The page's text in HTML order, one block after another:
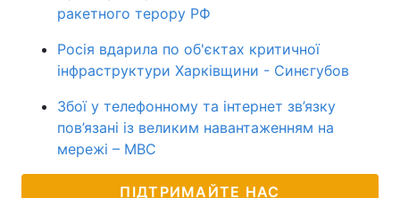
ракетного терору РФ
Росія вдарила по об'єктах критичної
інфраструктури Харківщини - Синєгубов
Збої у телефонному та інтернет зв’язку
пов’язані із великим навантаженням на
мережі – МВС
ПІДТРИМАЙТЕ НАС